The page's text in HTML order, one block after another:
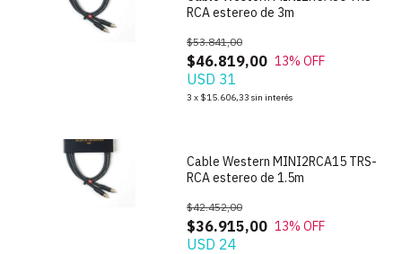
RCA estereo de 3m
$46.819,00
$53.841,00
13% OFF
USD 31
3 x $15.606,33 sin interés
Cable Western MINI2RCA15 TRS-
RCA estereo de 1.5m
$36.915,00
$42.452,00
13% OFF
USD 24